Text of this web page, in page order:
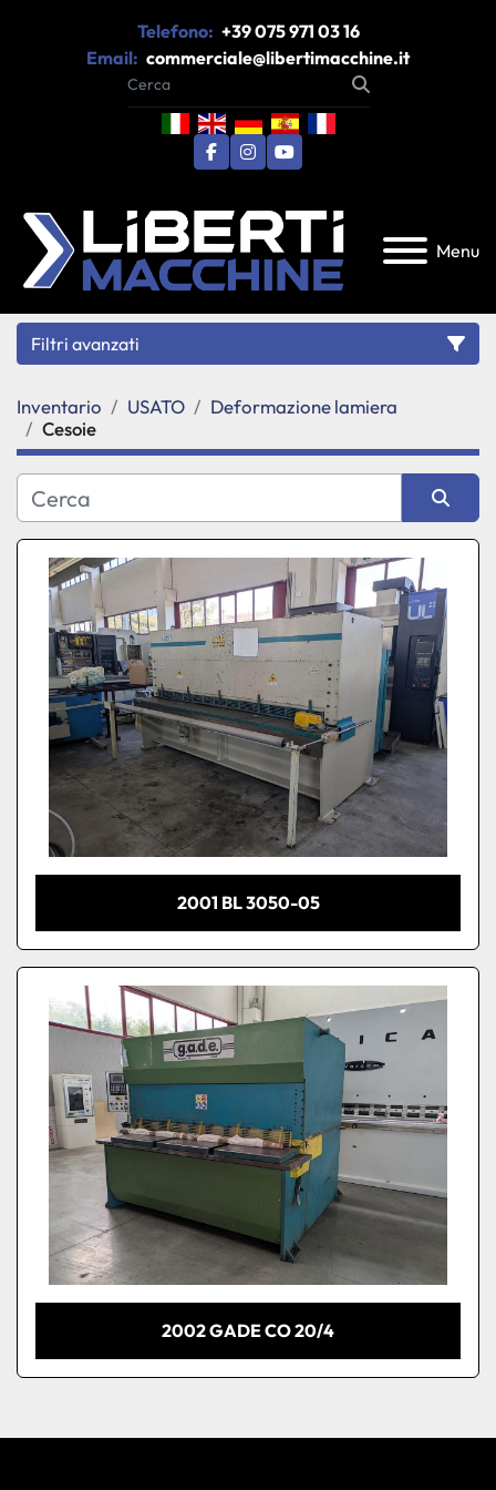
Telefono: +39 075 971 03 16
Email: commerciale@libertimacchine.it
facebook
instagram
youtube
Menu
Filtri avanzati
Categoria
Produttore
Modello
Condizione
Inventario USATO
Deformazione lamiera
Cesoie
Ordina per
2001 BL 3050-05
2002 GADE CO 20/4